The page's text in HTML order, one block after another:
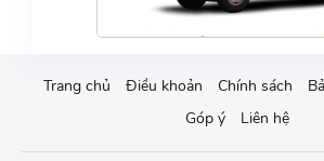
Trang chủ Điều khoản Chính sách
Góp ý
Liên hệ